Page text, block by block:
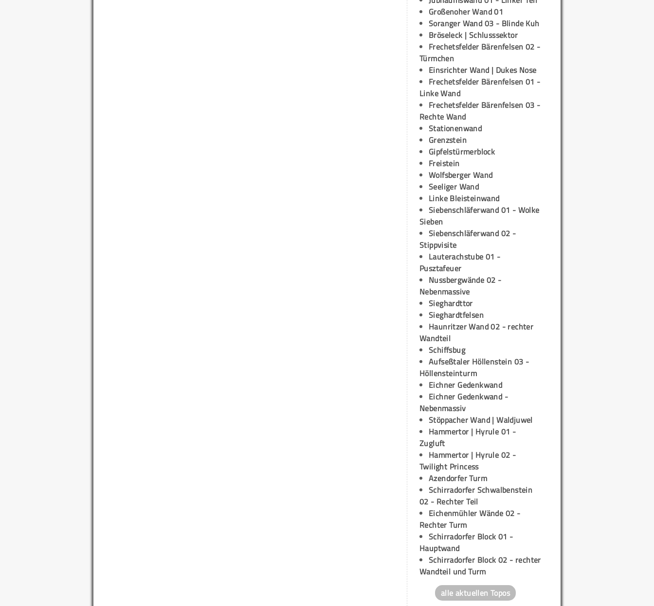
Großenoher Wand 01
Soranger Wand 03 - Blinde Kuh
Bröseleck | Schlusssektor
Frechetsfelder Bärenfelsen 02 -
Türmchen
Einsrichter Wand | Dukes Nose
Frechetsfelder Bärenfelsen 01 -
Linke Wand
Frechetsfelder Bärenfelsen 03 -
Rechte Wand
Stationenwand
Grenzstein
Gipfelstürmerblock
Freistein
Wolfsberger Wand
Seeliger Wand
Linke Bleisteinwand
Siebenschläferwand 01 - Wolke
Sieben
Siebenschläferwand 02 -
Stippvisite
Lauterachstube 01 -
Pusztafeuer
Nussbergwände 02 -
Nebenmassive
Sieghardttor
Sieghardtfelsen
Haunritzer Wand 02 - rechter
Wandteil
Schiffsbug
Aufseßtaler Höllenstein 03 -
Höllensteinturm
Eichner Gedenkwand
Eichner Gedenkwand -
Nebenmassiv
Stöppacher Wand | Waldjuwel
Hammertor | Hyrule 01 -
Zugluft
Hammertor | Hyrule 02 -
Twilight Princess
Azendorfer Turm
Schirradorfer Schwalbenstein
02 - Rechter Teil
Eichenmühler Wände 02 -
Rechter Turm
Schirradorfer Block 01 -
Hauptwand
Schirradorfer Block 02 - rechter
Wandteil und Turm
alle aktuellen Topos